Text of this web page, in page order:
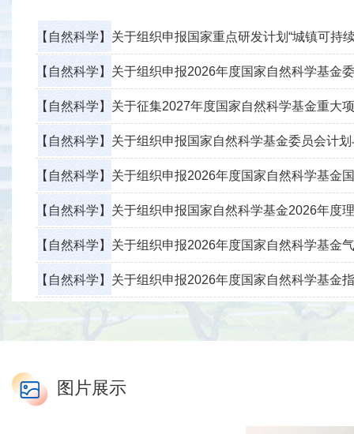
【自然科学】 关于组织申报国家重点研发计划“城镇可持续发展关
【自然科学】 关于组织申报2026年度国家自然科学基金委员
【自然科学】 关于征集2027年度国家自然科学基金重大
【自然科学】 关于组织申报国家自然科学基金委员会计划与政策
【自然科学】 关于组织申报2026年度国家自然科学基金国家重大科技
【自然科学】 关于组织申报国家自然科学基金2026年度
【自然科学】 关于组织申报2026年度国家自然科学基金气象
【自然科学】 关于组织申报2026年度国家自然科学基金指南引导类原创探索计划项目“
图片展示